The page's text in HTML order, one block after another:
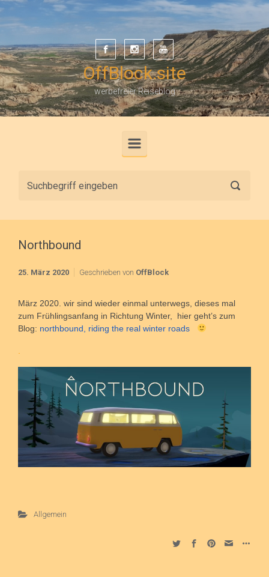
Zum Hauptinhalt springen
OffBlock.site
werbefreier Reiseblog
Northbound
25. März 2020 Geschrieben von OffBlock
März 2020. wir sind wieder einmal unterwegs, dieses mal
zum Frühlingsanfang in Richtung Winter, hier geht’s zum
Blog: northbound, riding the real winter roads
Allgemein